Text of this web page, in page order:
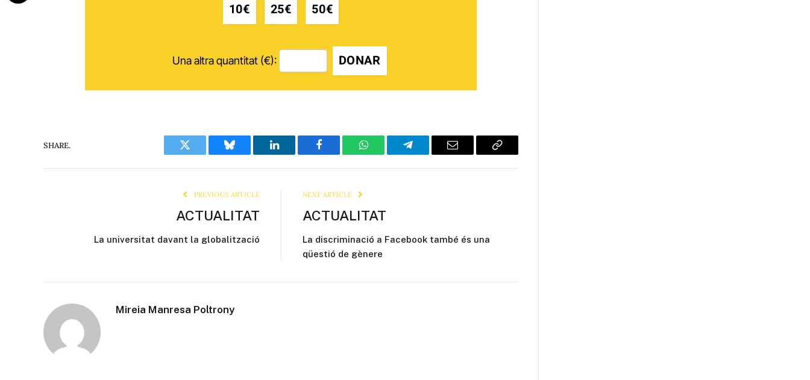
10€ 25€ 50€
Una altra quantitat (€): DONAR
SHARE.
Twitter Bluesky LinkedIn Facebook WhatsAppTelegram Email
Copy
PREVIOUS ARTICLE
ACTUALITAT
La universitat davant la globalització
NEXT ARTICLE
ACTUALITAT
La discriminació a Facebook també és una
qüestió de gènere
Mireia Manresa Poltrony